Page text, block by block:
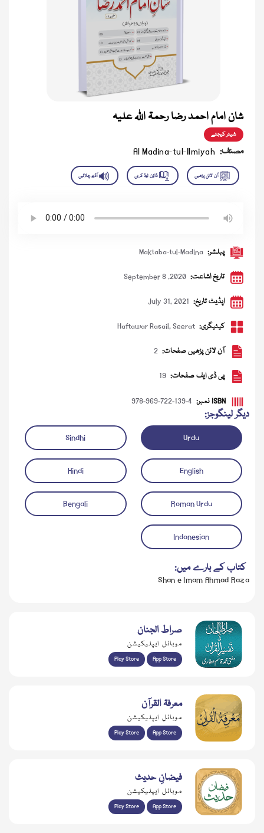
شان امام احمد رضا رحمۃ اللہ علیہ
شیئر کیجئے
مصنف: Al Madina-tul-Ilmiyah
ڈاؤن لوڈ کریں آڈیو چلائیں
پبلشر: Maktaba-tul-Madina
تاریخ اشاعت: September 8 ,2020
اپڈیٹ تاریخ: July 31, 2021
کیٹیگری: Seerat
,
Haftawar Rasail
آن لائن پڑھیں صفحات: 2
پی ڈی ایف صفحات: 19
ISBN نمبر: 978-969-722-139-4
دیگر لینگوجز:
Urdu
Sindhi
English
Hindi
Roman Urdu
Bengali
Indonesian
کتاب کے بارے میں:
Shan e Imam Ahmad Raza
صراط الجنان
موبائل ایپلیکیشن
Play Store App Store
معرفۃ القرآن
موبائل ایپلیکیشن
Play Store App Store
فیضانِ حدیث
موبائل ایپلیکیشن
Play Store App Store